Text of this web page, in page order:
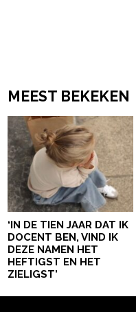
MEEST BEKEKEN
‘IN DE TIEN JAAR DAT IK
DOCENT BEN, VIND IK
DEZE NAMEN HET
HEFTIGST EN HET
ZIELIGST’